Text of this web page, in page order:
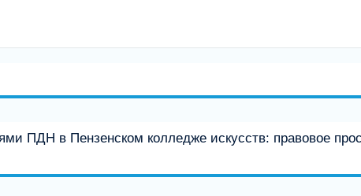
ПДН в Пензенском колледже искусств: правовое